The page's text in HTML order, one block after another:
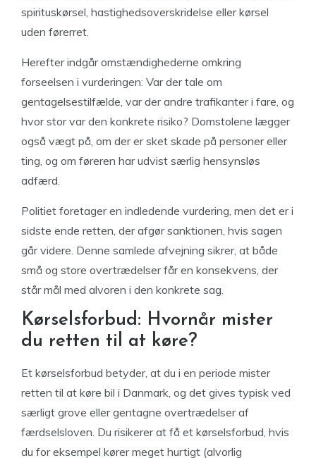
spirituskørsel, hastighedsoverskridelse eller kørsel
uden førerret.
Herefter indgår omstændighederne omkring
forseelsen i vurderingen: Var der tale om
gentagelsestilfælde, var der andre trafikanter i fare, og
hvor stor var den konkrete risiko? Domstolene lægger
også vægt på, om der er sket skade på personer eller
ting, og om føreren har udvist særlig hensynsløs
adfærd.
Politiet foretager en indledende vurdering, men det er i
sidste ende retten, der afgør sanktionen, hvis sagen
går videre. Denne samlede afvejning sikrer, at både
små og store overtrædelser får en konsekvens, der
står mål med alvoren i den konkrete sag.
Kørselsforbud: Hvornår mister
du retten til at køre?
Et kørselsforbud betyder, at du i en periode mister
retten til at køre bil i Danmark, og det gives typisk ved
særligt grove eller gentagne overtrædelser af
færdselsloven. Du risikerer at få et kørselsforbud, hvis
du for eksempel kører meget hurtigt (alvorlig